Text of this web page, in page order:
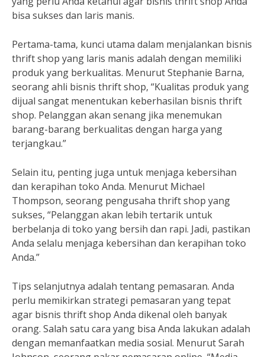
bisa sukses dan laris manis.
Pertama-tama, kunci utama dalam menjalankan bisnis
thrift shop yang laris manis adalah dengan memiliki
produk yang berkualitas. Menurut Stephanie Barna,
seorang ahli bisnis thrift shop, “Kualitas produk yang
dijual sangat menentukan keberhasilan bisnis thrift
shop. Pelanggan akan senang jika menemukan
barang-barang berkualitas dengan harga yang
terjangkau.”
Selain itu, penting juga untuk menjaga kebersihan
dan kerapihan toko Anda. Menurut Michael
Thompson, seorang pengusaha thrift shop yang
sukses, “Pelanggan akan lebih tertarik untuk
berbelanja di toko yang bersih dan rapi. Jadi, pastikan
Anda selalu menjaga kebersihan dan kerapihan toko
Anda.”
Tips selanjutnya adalah tentang pemasaran. Anda
perlu memikirkan strategi pemasaran yang tepat
agar bisnis thrift shop Anda dikenal oleh banyak
orang. Salah satu cara yang bisa Anda lakukan adalah
dengan memanfaatkan media sosial. Menurut Sarah